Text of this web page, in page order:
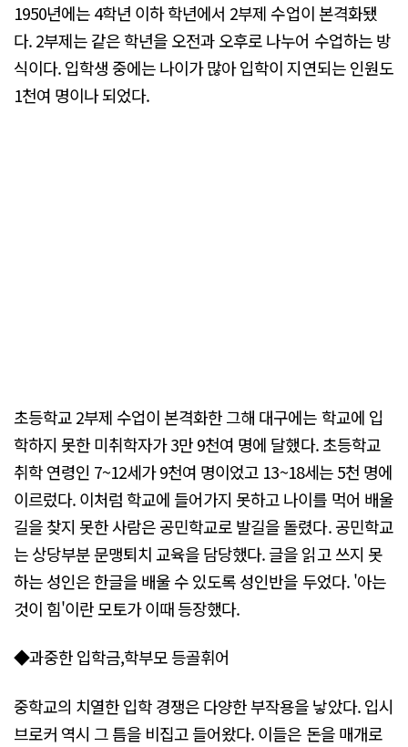
1950년에는 4학년 이하 학년에서 2부제 수업이 본격화됐
다. 2부제는 같은 학년을 오전과 오후로 나누어 수업하는 방
식이다. 입학생 중에는 나이가 많아 입학이 지연되는 인원도
1천여 명이나 되었다.
초등학교 2부제 수업이 본격화한 그해 대구에는 학교에 입
학하지 못한 미취학자가 3만 9천여 명에 달했다. 초등학교
취학 연령인 7~12세가 9천여 명이었고 13~18세는 5천 명에
이르렀다. 이처럼 학교에 들어가지 못하고 나이를 먹어 배울
길을 찾지 못한 사람은 공민학교로 발길을 돌렸다. 공민학교
는 상당부분 문맹퇴치 교육을 담당했다. 글을 읽고 쓰지 못
하는 성인은 한글을 배울 수 있도록 성인반을 두었다. '아는
것이 힘'이란 모토가 이때 등장했다.
◆과중한 입학금,학부모 등골휘어
중학교의 치열한 입학 경쟁은 다양한 부작용을 낳았다. 입시
브로커 역시 그 틈을 비집고 들어왔다. 이들은 돈을 매개로